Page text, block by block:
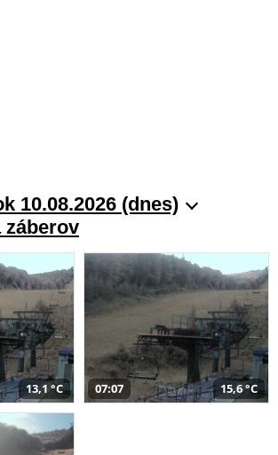
10.08.2026 (dnes)
záberov
13,1 °C 07:07 15,6 °C